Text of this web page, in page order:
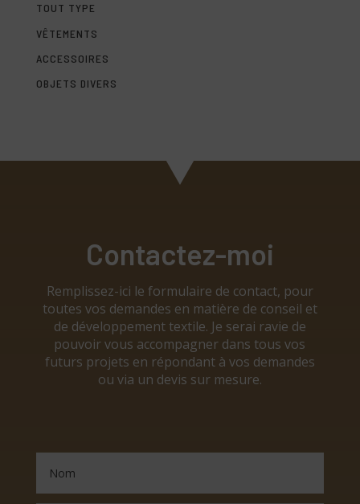
TOUT TYPE
VÊTEMENTS
ACCESSOIRES
OBJETS DIVERS
Contactez-moi
Remplissez-ici le formulaire de contact, pour
toutes vos demandes en matière de conseil et
de développement textile. Je serai ravie de
pouvoir vous accompagner dans tous vos
futurs projets en répondant à vos demandes
ou via un devis sur mesure.